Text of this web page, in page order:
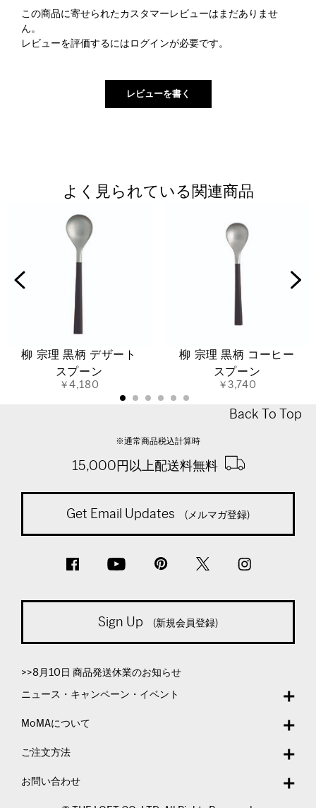
この商品に寄せられたカスタマーレビューはまだありませ
ん。
レビューを評価するには ログインが必要です。
よく見られている関連商品
柳 宗理 黒柄 デザート
スプーン
￥4,180
柳 宗理 黒柄 コーヒー
スプーン
￥3,740
Back To Top
※通常商品税込計算時
15,000円以上配送料無料
Get Email Updates (メルマガ登録)
Sign Up (新規会員登録)
>>8月10日 商品発送休業のお知らせ
ニュース・キャンペーン・イベント
MoMAについて
ご注文方法
お問い合わせ